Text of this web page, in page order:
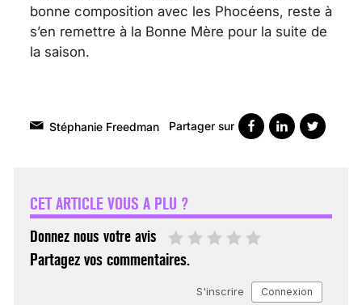
bonne composition avec les Phocéens, reste à
s’en remettre à la Bonne Mère pour la suite de
la saison.
Stéphanie Freedman Partager sur
CET ARTICLE VOUS A PLU ?
Donnez nous votre avis
Partagez vos commentaires.